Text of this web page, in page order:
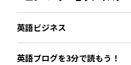
英語ビジネス
英語ブログを3分で読もう！